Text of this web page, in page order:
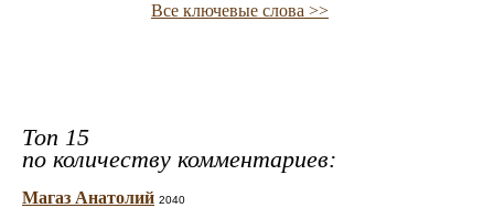
Все ключевые слова >>
Топ 15
по количеству комментариев:
Магаз Анатолий 2040